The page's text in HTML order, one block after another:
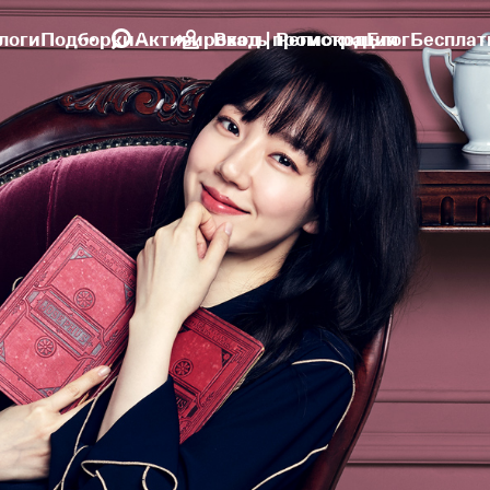
ПодборкиАктивировать промокодБлог
Вход | Регистрация